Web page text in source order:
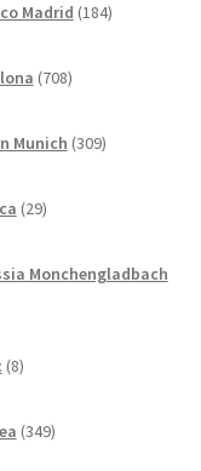
Madrid 184izdelkov
708izdelkov
Munich 309izdelkov
29izdelkov
Monchengladbach
8izdelkov
349izdelkov